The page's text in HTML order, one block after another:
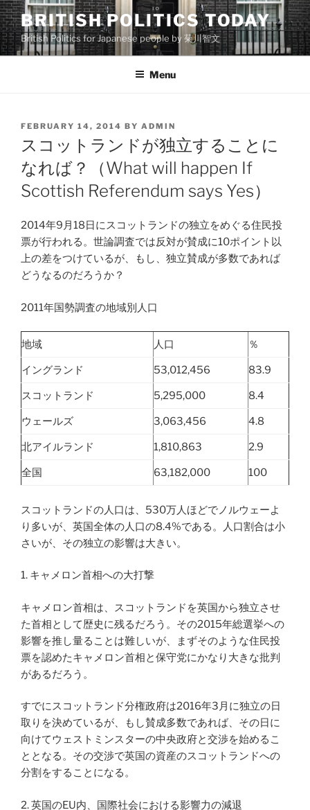
Skip
to
content
BRITISH POLITICS TODAY
British Politics for Japanese people by 菊川智文
Menu
POSTED
FEBRUARY 14, 2014 BY ADMIN
スコットランドが独立することに
なれば？（What will happen If
Scottish Referendum says Yes）
2014年9月18日にスコットランドの独立をめぐる住民投
票が行われる。世論調査では反対が賛成に10ポイント以
上の差をつけているが、もし、独立賛成が多数であれば
どうなるのだろうか？
2011年国勢調査の地域別人口
地域 人口 ％
イングランド 53,012,456 83.9
スコットランド 5,295,000 8.4
ウェールズ 3,063,456 4.8
北アイルランド 1,810,863 2.9
全国 63,182,000 100
スコットランドの人口は、530万人ほどでノルウェーよ
り多いが、英国全体の人口の8.4%である。人口割合は小
さいが、その独立の影響は大きい。
1. キャメロン首相への大打撃
キャメロン首相は、スコットランドを英国から独立させ
た首相として歴史に残るだろう。その2015年総選挙への
影響を推し量ることは難しいが、まずそのような住民投
票を認めたキャメロン首相と保守党にかなり大きな批判
があるだろう。
すでにスコットランド分権政府は2016年3月に独立の日
取りを決めているが、もし賛成多数であれば、その日に
向けてウェストミンスターの中央政府と交渉を始めるこ
ととなる。その交渉で英国の資産のスコットランドへの
分割をすることになる。
2. 英国のEU内、国際社会における影響力の減退